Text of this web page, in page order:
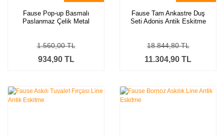
Fause Pop-up Basmalı
Paslanmaz Çelik Metal
934,90 TL
1.560,00 TL
Fause Tam Ankastre Duş
Seti Adonis Antik Eskitme
11.304,90 TL
18.844,80 TL